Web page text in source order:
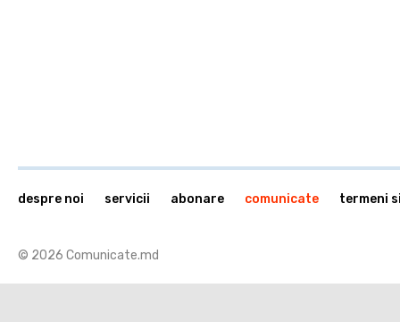
© 2026 Comunicate.md
despre noi servicii abonare comunicate termeni